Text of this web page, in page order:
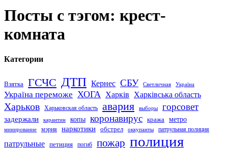
Посты с тэгом: крест-
комната
Категории
Взятка ГСЧС ДТП Кернес СБУ Светличная Україна
Україна переможе ХОГА Харків Харківська область
Харьков Харьковская область авария выборы горсовет
задержали карантин копы коронавирус кража метро
минирование мэрия наркотики обстрел оккупанты патрульная полиция
патрульные петиция погиб пожар полиция